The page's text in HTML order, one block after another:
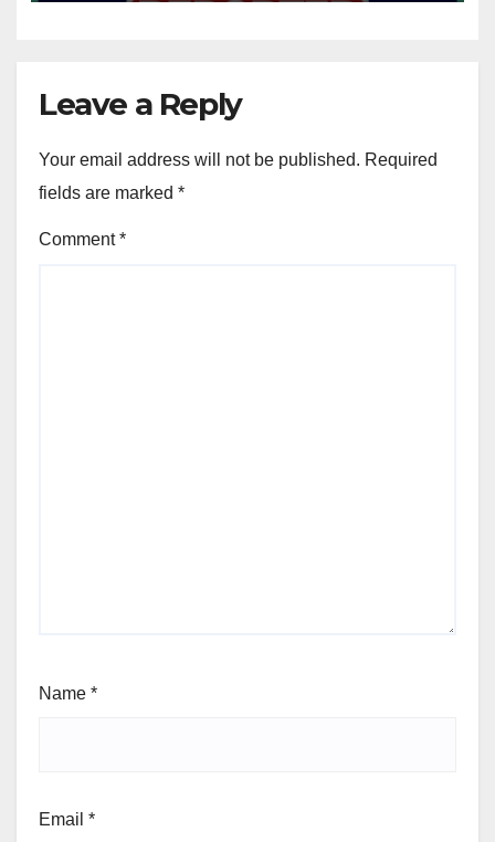
Leave a Reply
Your email address will not be published. Required
fields are marked *
Comment*
Name *
Email *